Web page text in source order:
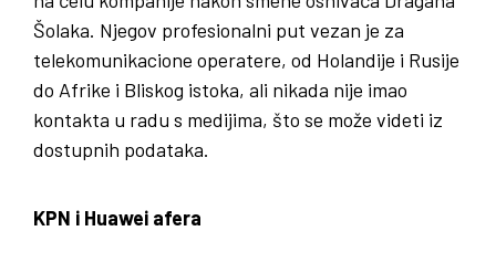
Šolaka. Njegov profesionalni put vezan je za
telekomunikacione operatere, od Holandije i Rusije
do Afrike i Bliskog istoka, ali nikada nije imao
kontakta u radu s medijima, što se može videti iz
dostupnih podataka.
KPN i Huawei afera